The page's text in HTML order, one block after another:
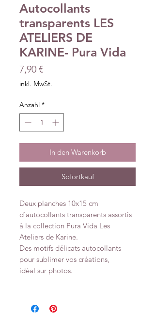
Autocollants
transparents LES
ATELIERS DE
KARINE- Pura Vida
7,90 €Preis
inkl. MwSt.
Anzahl *
In den Warenkorb
Sofortkauf
Deux planches 10x15 cm
d'autocollants transparents assortis
à la collection Pura Vida Les
Ateliers de Karine.
Des motifs délicats autocollants
pour sublimer vos créations,
idéal sur photos.